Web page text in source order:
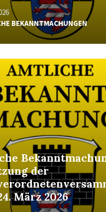
BEKANNTMACHUNGEN
der
März 2026